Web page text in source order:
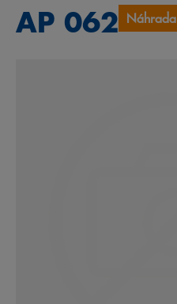
AP 062 Náhrada